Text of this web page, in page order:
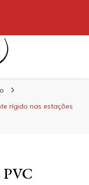
rígido nas estações